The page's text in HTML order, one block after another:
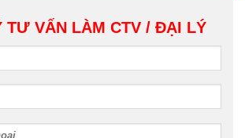
TƯ VẤN LÀM CTV / ĐẠI LÝ